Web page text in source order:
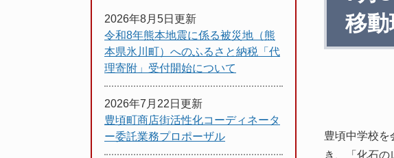
移
豊頃中学校を
き、「化石
2026年8月5日更新
令和8年熊本地震に係る被災地（熊
本県氷川町）へのふるさと納税「代
理寄附」受付開始について
2026年7月22日更新
豊頃町商店街活性化コーディネータ
ー委託業務プロポーザル